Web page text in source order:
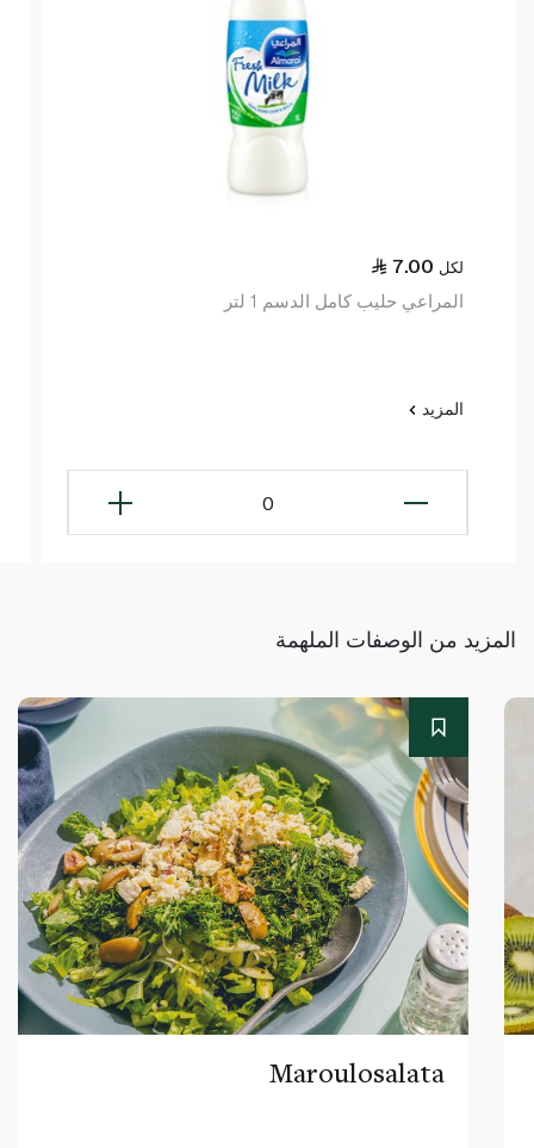
7.00 لكل
المراعي حليب كامل الدسم 1 لتر
المزيد
0
المزيد من الوصفات الملهمة
Maroulosalata